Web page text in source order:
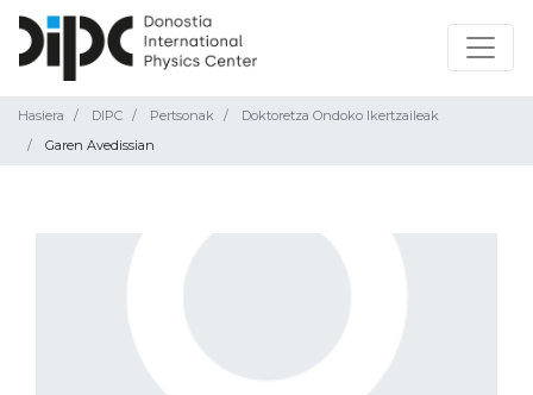
Hasiera DIPC Pertsonak
Doktoretza Ondoko Ikertzaileak
Garen Avedissian